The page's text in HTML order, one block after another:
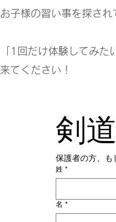
お子様の習い事を探され
「1回だけ体験してみ
来てください！
剣
保護者の方、も
姓 *
名 *